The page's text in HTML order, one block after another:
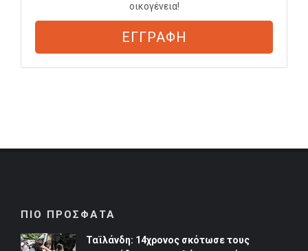
οικογένεια!
ΕΓΓΡΑΦΗ
ΠΙΟ ΠΡΟΣΦΑΤΑ
Ταϊλάνδη: 14χρονος σκότωσε τους